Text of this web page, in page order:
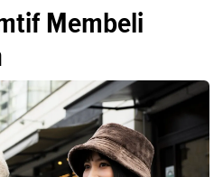
Membeli